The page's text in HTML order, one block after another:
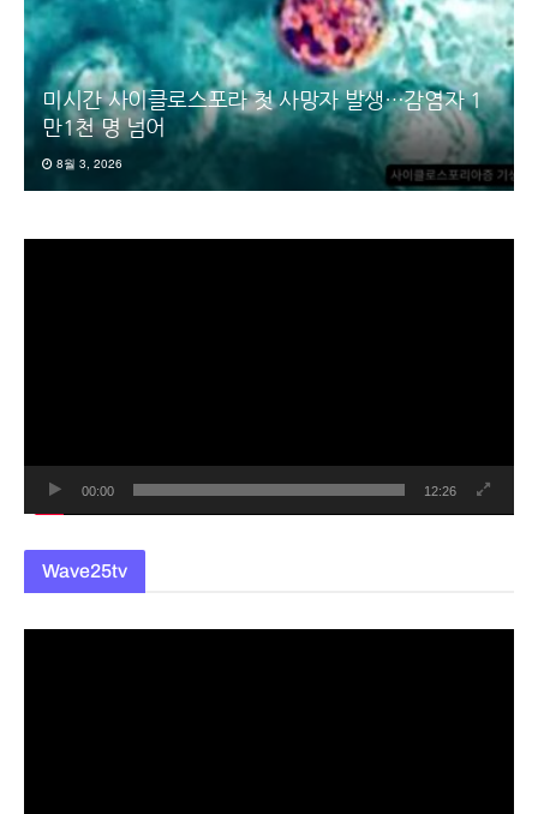
미시간 사이클로스포라 첫 사망자 발생…감염자 1
만1천 명 넘어
8월 3, 2026
00:00 12:26
Wave25tv